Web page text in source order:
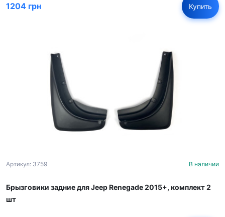
1204 грн Купить
Артикул: 3759 В наличии
Брызговики задние для Jeep Renegade 2015+, комплект 2
шт